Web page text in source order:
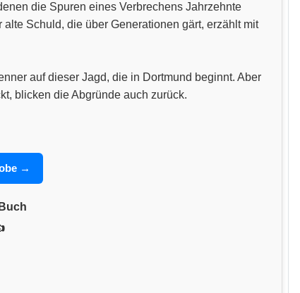
die Spuren eines Verbrechens Jahrzehnte
Schuld, die über Generationen gärt, erzählt mit
auf dieser Jagd, die in Dortmund beginnt. Aber
blicken die Abgründe auch zurück.
→